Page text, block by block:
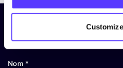
Customize
Inscrivez-vous à
d’information et
Nom *